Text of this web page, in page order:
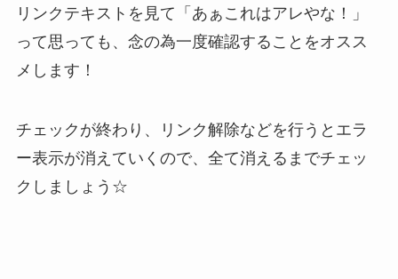
リンクテキストを見て「あぁこれはアレやな！」
って思っても、念の為一度確認することをオスス
メします！
チェックが終わり、リンク解除などを行うとエラ
ー表示が消えていくので、全て消えるまでチェッ
クしましょう☆